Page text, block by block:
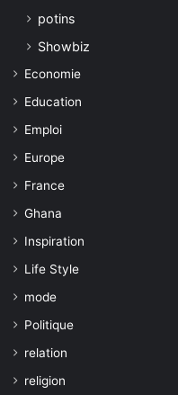
potins
Showbiz
Economie
Education
Emploi
Europe
France
Ghana
Inspiration
Life Style
mode
Politique
relation
religion